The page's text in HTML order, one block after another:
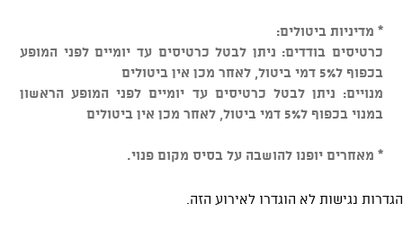
* מדיניות ביטולים:
כרטיסים בודדים: ניתן לבטל כרטיסים עד יומיים לפני המופע
בכפוף ל5% דמי ביטול, לאחר מכן אין ביטולים
מנויים: ניתן לבטל כרטיסים עד יומיים לפני המופע הראשון
במנוי בכפוף ל5% דמי ביטול, לאחר מכן אין ביטולים
* מאחרים יופנו להושבה על בסיס מקום פנוי.
הגדרות נגישות לא הוגדרו לאירוע הזה.